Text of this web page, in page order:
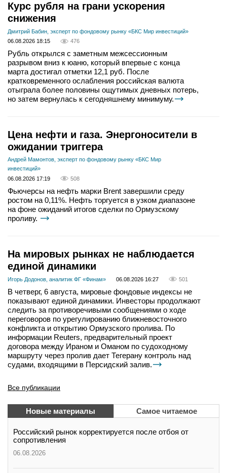
Курс рубля на грани ускорения
снижения
Дмитрий Бабин, эксперт по фондовому рынку «БКС Мир инвестиций»
06.08.2026 18:15
476
Рубль открылся с заметным межсессионным
разрывом вниз к юаню, который впервые с конца
марта достигал отметки 12,1 руб. После
кратковременного ослабления российская валюта
отыграла более половины ощутимых дневных потерь,
но затем вернулась к сегодняшнему минимуму.
Цена нефти и газа. Энергоносители в
ожидании триггера
Андрей Мамонтов, эксперт по фондовому рынку «БКС Мир
инвестиций»
06.08.2026 17:19
508
Фьючерсы на нефть марки Brent завершили среду
ростом на 0,11%. Нефть торгуется в узком диапазоне
на фоне ожиданий итогов сделки по Ормузскому
проливу.
На мировых рынках не наблюдается
единой динамики
Игорь Додонов, аналитик ФГ «Финам» 06.08.2026 16:27 501
В четверг, 6 августа, мировые фондовые индексы не
показывают единой динамики. Инвесторы продолжают
следить за противоречивыми сообщениями о ходе
переговоров по урегулированию ближневосточного
конфликта и открытию Ормузского пролива. По
информации Reuters, предварительный проект
договора между Ираном и Оманом по судоходному
маршруту через пролив дает Тегерану контроль над
судами, входящими в Персидский залив.
Все публикации
Новые материалы Самое читаемое
Российский рынок корректируется после отбоя от
сопротивления
06.08.2026